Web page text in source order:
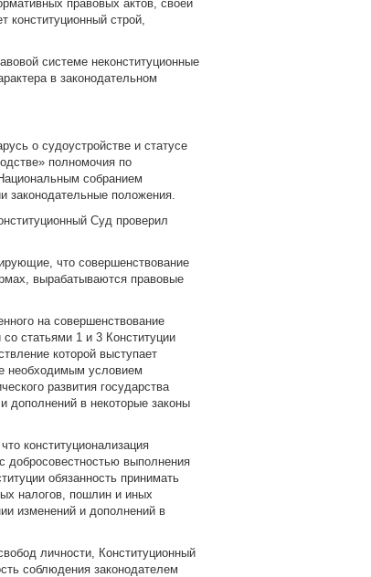
правовых актов, своей
конституционный строй,
системе неконституционные
в законодательном
о судоустройстве и статусе
полномочия по
собранием
законодательные положения.
Суд проверил
что совершенствование
вырабатываются правовые
на совершенствование
статьями 1 и 3 Конституции
которой выступает
необходимым условием
развития государства
дополнений в некоторые законы
конституционализация
добросовестностью выполнения
обязанность принимать
налогов, пошлин и иных
изменений и дополнений в
личности, Конституционный
соблюдения законодателем